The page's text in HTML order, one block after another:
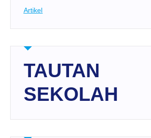
Artikel
TAUTAN
SEKOLAH